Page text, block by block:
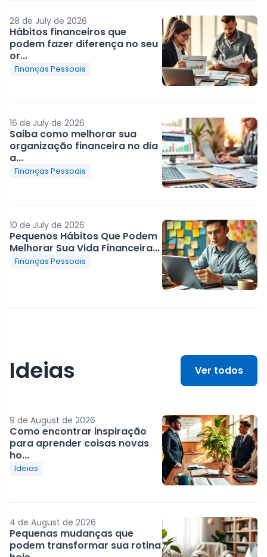
28 de July de 2026
Hábitos financeiros que
podem fazer diferença no seu
or...
Finanças Pessoais
16 de July de 2026
Saiba como melhorar sua
organização financeira no dia
a...
Finanças Pessoais
10 de July de 2026
Pequenos Hábitos Que Podem
Melhorar Sua Vida Financeira...
Finanças Pessoais
Ideias Ver todos
9 de August de 2026
Como encontrar inspiração
para aprender coisas novas
ho...
Ideias
4 de August de 2026
Pequenas mudanças que
podem transformar sua rotina